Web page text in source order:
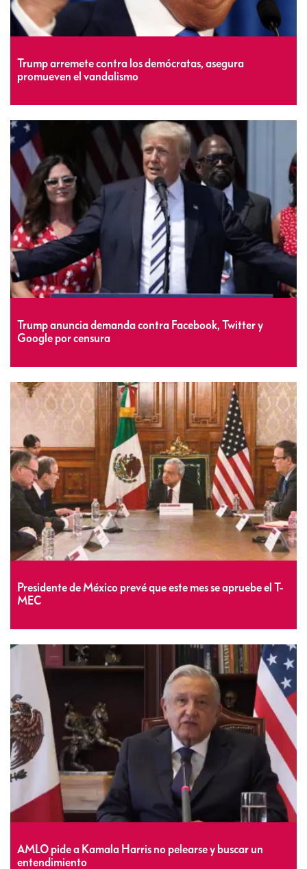
Trump arremete contra los demócratas, asegura
promueven el vandalismo
Trump anuncia demanda contra Facebook, Twitter y
Google por censura
Presidente de México prevé que este mes se apruebe el T-
MEC
AMLO pide a Kamala Harris no pelearse y buscar un
entendimiento